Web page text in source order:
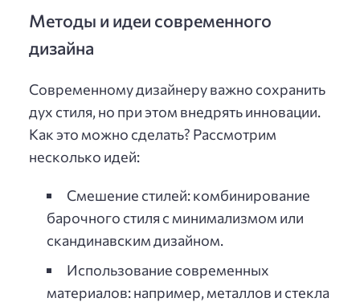
Методы и идеи современного
дизайна
Современному дизайнеру важно сохранить
дух стиля, но при этом внедрять инновации.
Как это можно сделать? Рассмотрим
несколько идей:
Смешение стилей: комбинирование
барочного стиля с минимализмом или
скандинавским дизайном.
Использование современных
материалов: например, металлов и стекла